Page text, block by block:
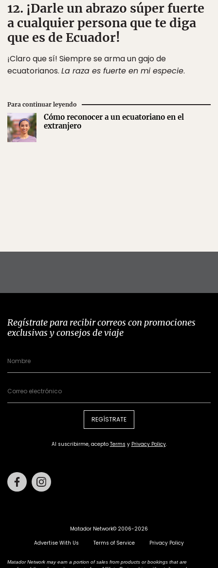
12. ¡Darle un abrazo súper fuerte
a cualquier persona que te diga
que es de Ecuador!
¡Claro que sí! Siempre se arma un gajo de
ecuatorianos. La raza es fuerte en mi especie.
Para continuar leyendo
Cómo reconocer a un ecuatoriano en el
extranjero
Regístrate para recibir correos con promociones
exclusivas y consejos de viaje
REGÍSTRATE
Al suscribirme, acepto Terms y Privacy Policy.
Facebook
Matador Network© 2006-2026
Advertise With Us
Terms of Service Privacy Policy
Matador Network may earn a portion of sales from products or bookings that are